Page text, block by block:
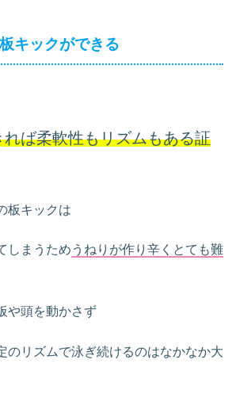
キックができる
ば柔軟性もリズムもある証
板キックは
しまうため うねりが作り辛くとても難
や頭を動かさず
のリズムで泳ぎ続けるのはなかなか大